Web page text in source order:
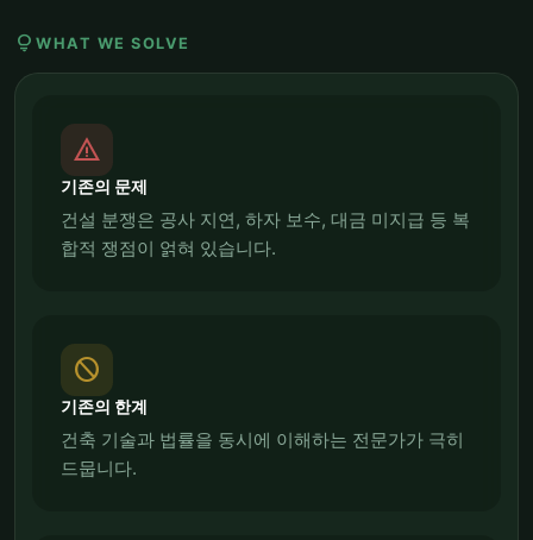
lightbulb WHAT WE SOLVE
report_problem
기존의 문제
건설 분쟁은 공사 지연, 하자 보수, 대금 미지급 등 복
합적 쟁점이 얽혀 있습니다.
block
기존의 한계
건축 기술과 법률을 동시에 이해하는 전문가가 극히
드뭅니다.